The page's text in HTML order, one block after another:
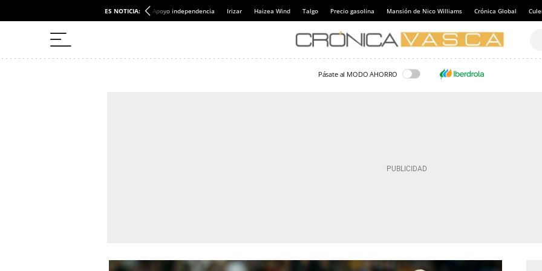
ES NOTICIA: Apoyo independencia Irizar Haizea Wind Talgo Precio gasolina Mansión de Nico Williams Crónica Global
Pásate al MODO AHORRO